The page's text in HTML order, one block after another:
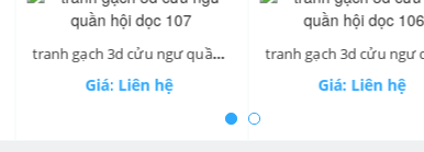
tranh gạch 3d cửu ngư quần hội dọc 107
Giá: Liên hệ Giá: Liên hệ